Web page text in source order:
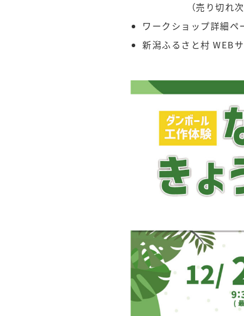
（売り切れ次第
ワークショップ詳細
新潟ふるさと村 WEB